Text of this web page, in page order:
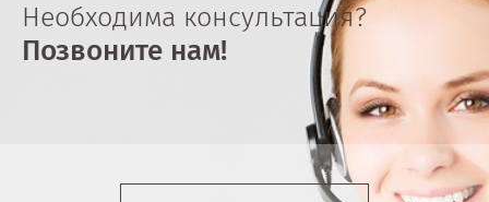
Необходима консультация?
Позвоните нам!